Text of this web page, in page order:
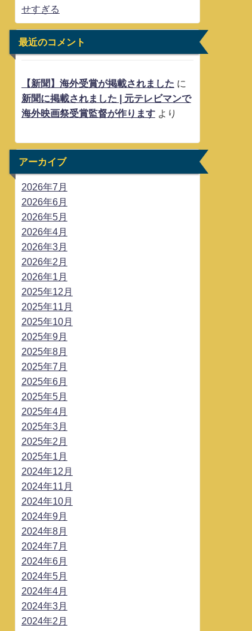
せすぎる
最近のコメント
【新聞】海外受賞が掲載されました に
新聞に掲載されました | 元テレビマンで
海外映画祭受賞監督が作りますより
アーカイブ
2026年7月
2026年6月
2026年5月
2026年4月
2026年3月
2026年2月
2026年1月
2025年12月
2025年11月
2025年10月
2025年9月
2025年8月
2025年7月
2025年6月
2025年5月
2025年4月
2025年3月
2025年2月
2025年1月
2024年12月
2024年11月
2024年10月
2024年9月
2024年8月
2024年7月
2024年6月
2024年5月
2024年4月
2024年3月
2024年2月